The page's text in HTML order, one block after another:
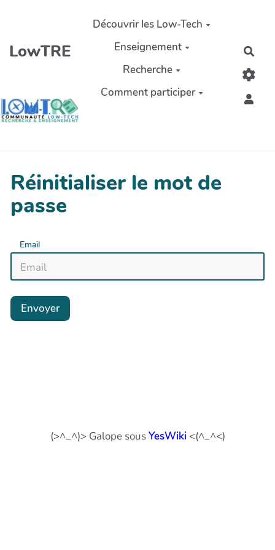
LowTRE
Découvrir les Low-Tech
Enseignement
Recherche
Comment participer
Réinitialiser le mot de
passe
Email
Envoyer
(>^_^)> Galope sousYesWiki <(^_^<)